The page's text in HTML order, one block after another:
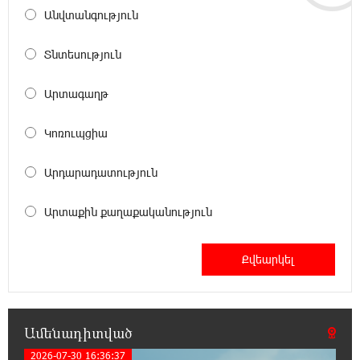
13-ին հարյուրավոր հասցեներում լույս չի
լինելու
ջուր չի լինելու
շոգի նոր ռեկորդներ
Զովունի-Եղվարդ ճանապարհին բախվել են
«Alfa Romeo»-ն և «Opel»-ը. կա վիրավոր
Մարուքյան
Անվտանգություն
Տնտեսություն
Արտագաղթ
Կոռուպցիա
Արդարադատություն
Արտաքին քաղաքականություն
Ամենադիտված
2026-07-30 16:36:37